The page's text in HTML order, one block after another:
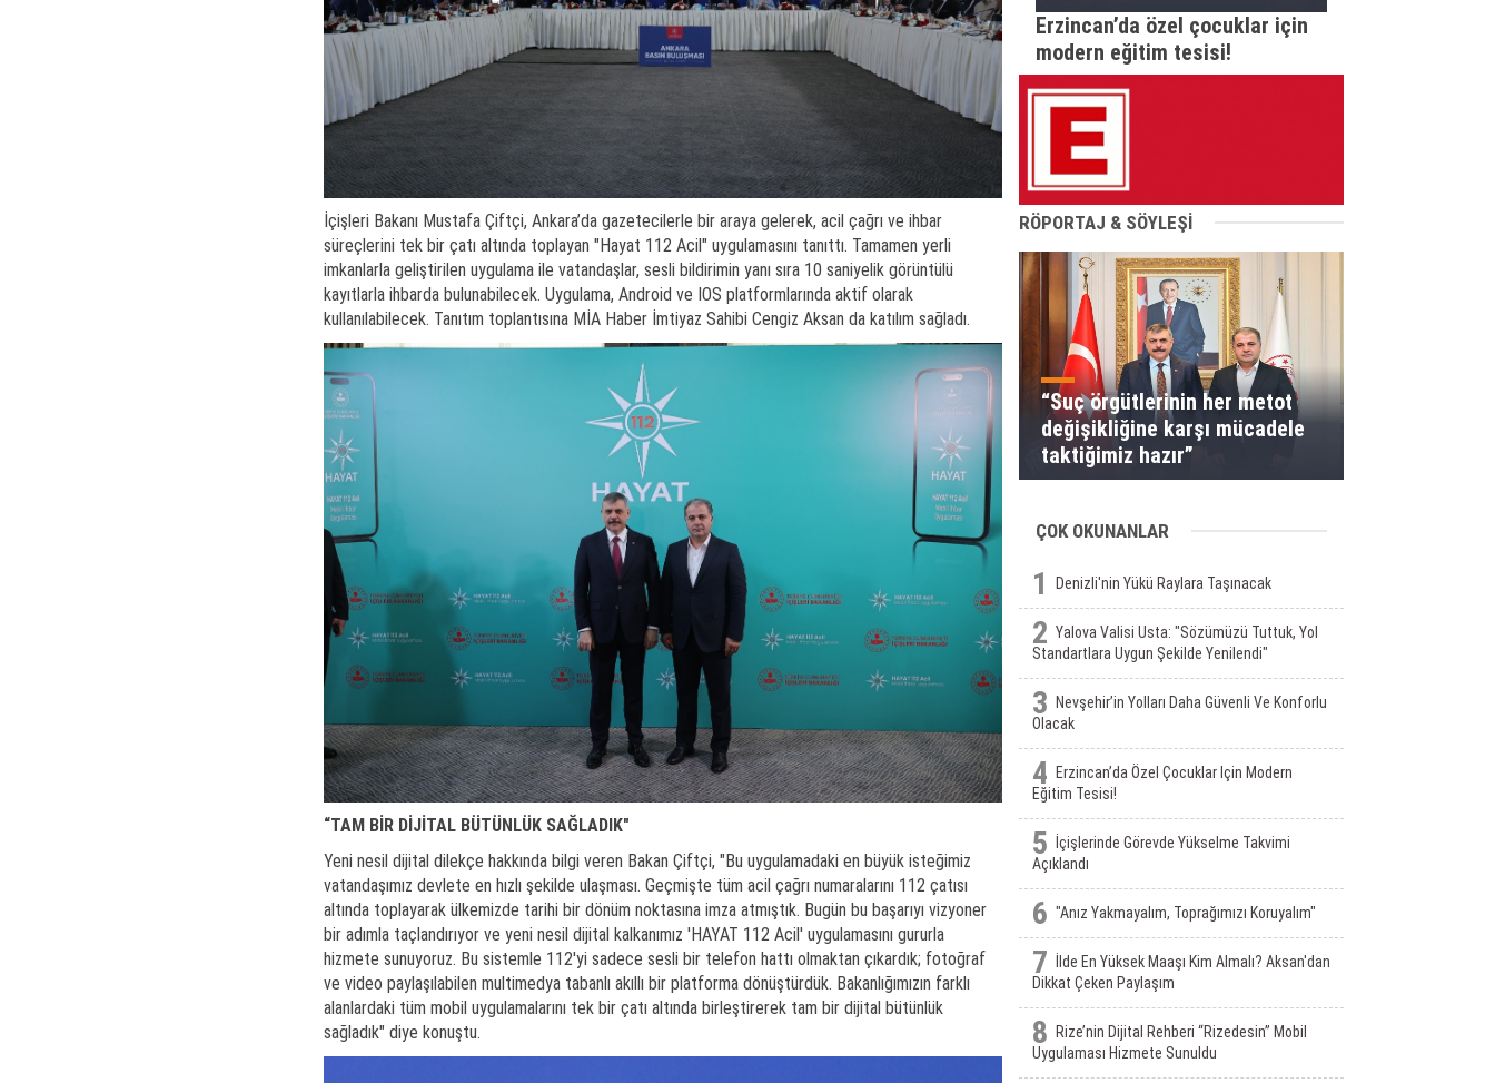
İçişleri Bakanı Mustafa Çiftçi, Ankara’da gazetecilerle bir araya gelerek, acil çağrı ve ihbar
süreçlerini tek bir çatı altında toplayan "Hayat 112 Acil" uygulamasını tanıttı. Tamamen yerli
imkanlarla geliştirilen uygulama ile vatandaşlar, sesli bildirimin yanı sıra 10 saniyelik görüntülü
kayıtlarla ihbarda bulunabilecek. Uygulama, Android ve IOS platformlarında aktif olarak
kullanılabilecek. Tanıtım toplantısına MİA Haber İmtiyaz Sahibi Cengiz Aksan da katılım sağladı.
“TAM BİR DİJİTAL BÜTÜNLÜK SAĞLADIK"
Yeni nesil dijital dilekçe hakkında bilgi veren Bakan Çiftçi, "Bu uygulamadaki en büyük isteğimiz
vatandaşımız devlete en hızlı şekilde ulaşması. Geçmişte tüm acil çağrı numaralarını 112 çatısı
altında toplayarak ülkemizde tarihi bir dönüm noktasına imza atmıştık. Bugün bu başarıyı vizyoner
bir adımla taçlandırıyor ve yeni nesil dijital kalkanımız 'HAYAT 112 Acil' uygulamasını gururla
hizmete sunuyoruz. Bu sistemle 112'yi sadece sesli bir telefon hattı olmaktan çıkardık; fotoğraf
ve video paylaşılabilen multimedya tabanlı akıllı bir platforma dönüştürdük. Bakanlığımızın farklı
alanlardaki tüm mobil uygulamalarını tek bir çatı altında birleştirerek tam bir dijital bütünlük
sağladık" diye konuştu.
Erzincan’da özel çocuklar için
modern eğitim tesisi!
RÖPORTAJ & SÖYLEŞİ
“Suç örgütlerinin her metot
değişikliğine karşı mücadele
taktiğimiz hazır”
ÇOK OKUNANLAR
1 Denizli'nin Yükü Raylara Taşınacak
2 Yalova Valisi Usta: "Sözümüzü Tuttuk, Yol
Standartlara Uygun Şekilde Yenilendi"
3
Nevşehir’in Yolları Daha Güvenli Ve Konforlu
Olacak
4
Erzincan’da Özel Çocuklar Için Modern
Eğitim Tesisi!
5
İçişlerinde Görevde Yükselme Takvimi
Açıklandı
6 "Anız Yakmayalım, Toprağımızı Koruyalım"
7
İlde En Yüksek Maaşı Kim Almalı? Aksan'dan
Dikkat Çeken Paylaşım
8
Rize’nin Dijital Rehberi “Rizedesin” Mobil
Uygulaması Hizmete Sunuldu